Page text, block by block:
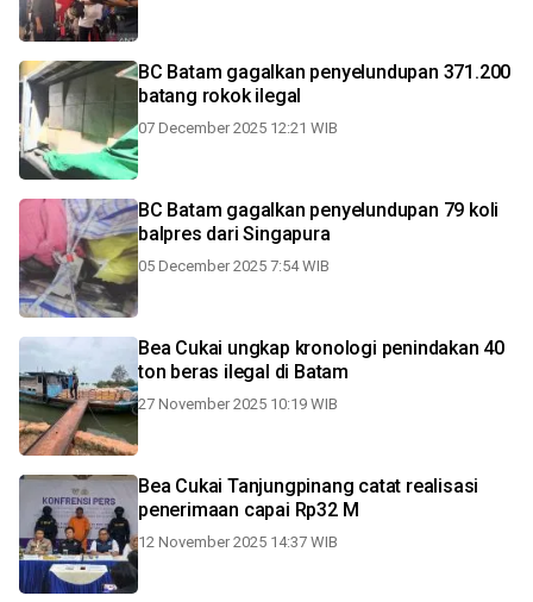
BC Batam gagalkan penyelundupan 371.200
batang rokok ilegal
07 December 2025 12:21 WIB
BC Batam gagalkan penyelundupan 79 koli
balpres dari Singapura
05 December 2025 7:54 WIB
Bea Cukai ungkap kronologi penindakan 40
ton beras ilegal di Batam
27 November 2025 10:19 WIB
Bea Cukai Tanjungpinang catat realisasi
penerimaan capai Rp32 M
12 November 2025 14:37 WIB